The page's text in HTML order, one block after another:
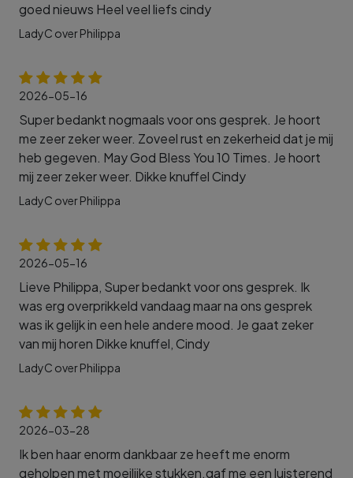
goed nieuws Heel veel liefs cindy
LadyC over Philippa
2026-05-16
Super bedankt nogmaals voor ons gesprek. Je hoort
me zeer zeker weer. Zoveel rust en zekerheid dat je mij
heb gegeven. May God Bless You 10 Times. Je hoort
mij zeer zeker weer. Dikke knuffel Cindy
LadyC over Philippa
2026-05-16
Lieve Philippa, Super bedankt voor ons gesprek. Ik
was erg overprikkeld vandaag maar na ons gesprek
was ik gelijk in een hele andere mood. Je gaat zeker
van mij horen Dikke knuffel, Cindy
LadyC over Philippa
2026-03-28
Ik ben haar enorm dankbaar ze heeft me enorm
geholpen met moeilijke stukken.gaf me een luisterend